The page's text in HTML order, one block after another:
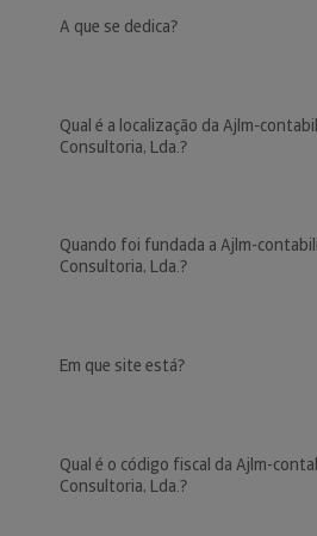
A que se dedica?
Qual é a localização da Ajlm-
Consultoria, Lda.?
Quando foi fundada a Ajlm-
Consultoria, Lda.?
Em que site está?
Qual é o código fiscal da Ajlm-
Consultoria, Lda.?